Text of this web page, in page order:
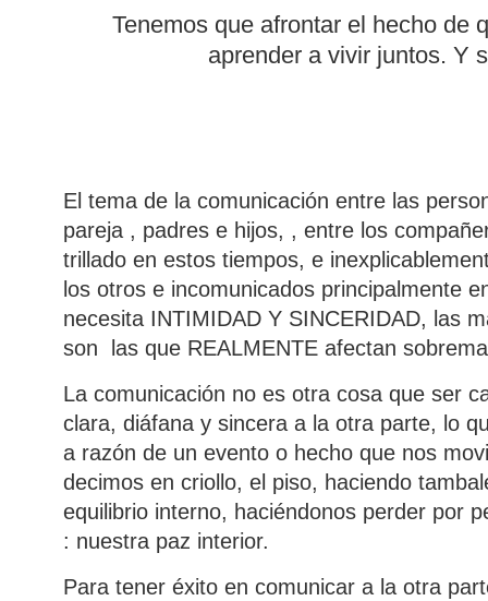
Tenemos que afrontar el hecho de
aprender a vivir juntos. Y
El tema de la comunicación entre las
pareja , padres e hijos, , entre los
trillado en estos tiempos, e
los otros e incomunicados principalmente
necesita INTIMIDAD Y SINCERIDAD, las
son las que REALMENTE afectan
La comunicación no es otra cosa que ser
clara, diáfana y sincera a la otra parte, lo
a razón de un evento o hecho que nos
decimos en criollo, el piso, haciendo
equilibrio interno, haciéndonos perder por
: nuestra paz interior.
Para tener éxito en comunicar a la otra